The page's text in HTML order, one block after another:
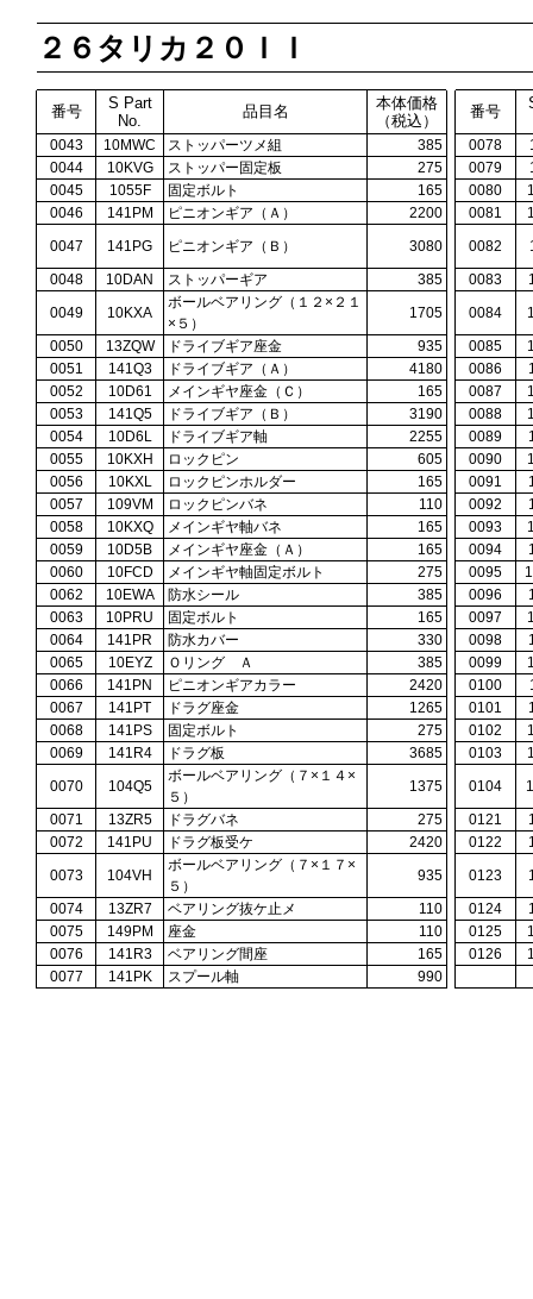
２６タリカ２０ＩＩ
番号
S Part
No.
品目名
本体価格
（税込）
番号
0043 10MWC ストッパーツメ組 385 0078
0044
10KVG ストッパー固定板 275 0079
0045
1055F 固定ボルト 165 0080
0046
141PM ピニオンギア（Ａ） 2200 0081
0047
141PG ピニオンギア（Ｂ） 3080 0082
0048
10DAN ストッパーギア 385 0083
0049
10KXA
ボールベアリング（１２×２１
×５）
1705 0084
0050
13ZQW ドライブギア座金 935 0085
0051
141Q3 ドライブギア（Ａ） 4180 0086
0052
10D61 メインギヤ座金（Ｃ） 165 0087
0053
141Q5 ドライブギア（Ｂ） 3190 0088
0054
10D6L ドライブギア軸 2255 0089
0055
10KXH ロックピン 605 0090
0056
10KXL ロックピンホルダー 165 0091
0057
109VM ロックピンバネ 110 0092
0058
10KXQ メインギヤ軸バネ 165 0093
0059
10D5B メインギヤ座金（Ａ） 165 0094
0060
10FCD メインギヤ軸固定ボルト 275 0095
0062
10EWA 防水シール 385 0096
0063
10PRU 固定ボルト 165 0097
0064
141PR 防水カバー 330 0098
0065
10EYZ Ｏリング Ａ 385 0099
0066
141PN ピニオンギアカラー 2420 0100
0067
141PT ドラグ座金 1265 0101
0068
141PS 固定ボルト 275 0102
0069
141R4 ドラグ板 3685 0103
0070
104Q5
ボールベアリング（７×１４×
５）
1375 0104
0071
13ZR5 ドラグバネ 275 0121
0072
141PU ドラグ板受ケ 2420 0122
0073
104VH
ボールベアリング（７×１７×
５）
935 0123
0074
13ZR7 ベアリング抜ケ止メ 110 0124
0075
149PM 座金 110 0125
0076
141R3 ベアリング間座 165 0126
0077
141PK スプール軸 990